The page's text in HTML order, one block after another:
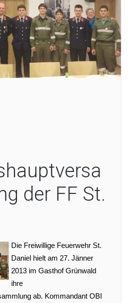
der FF St.
Die Freiwillige Feuerwehr St.
Daniel hielt am 27. Jänner
2013 im Gasthof Grünwald
ihre
ab. Kommandant OBI